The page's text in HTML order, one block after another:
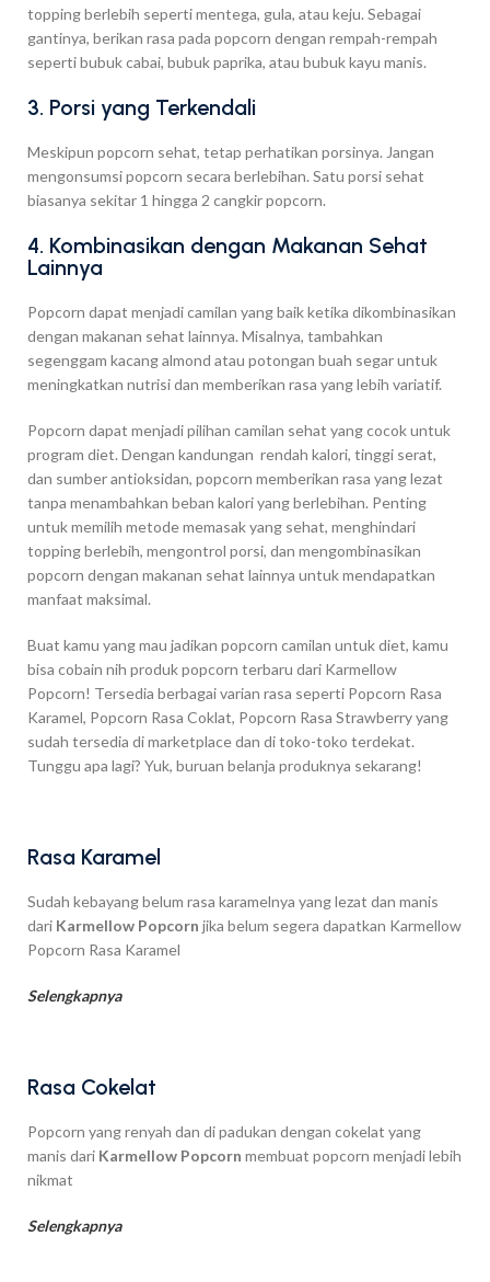
topping berlebih seperti mentega, gula, atau keju. Sebagai
gantinya, berikan rasa pada popcorn dengan rempah-rempah
seperti bubuk cabai, bubuk paprika, atau bubuk kayu manis.
3. Porsi yang Terkendali
Meskipun popcorn sehat, tetap perhatikan porsinya. Jangan
mengonsumsi popcorn secara berlebihan. Satu porsi sehat
biasanya sekitar 1 hingga 2 cangkir popcorn.
4. Kombinasikan dengan Makanan Sehat
Lainnya
Popcorn dapat menjadi camilan yang baik ketika dikombinasikan
dengan makanan sehat lainnya. Misalnya, tambahkan
segenggam kacang almond atau potongan buah segar untuk
meningkatkan nutrisi dan memberikan rasa yang lebih variatif.
Popcorn dapat menjadi pilihan camilan sehat yang cocok untuk
program diet. Dengan kandungan rendah kalori, tinggi serat,
dan sumber antioksidan, popcorn memberikan rasa yang lezat
tanpa menambahkan beban kalori yang berlebihan. Penting
untuk memilih metode memasak yang sehat, menghindari
topping berlebih, mengontrol porsi, dan mengombinasikan
popcorn dengan makanan sehat lainnya untuk mendapatkan
manfaat maksimal.
Buat kamu yang mau jadikan popcorn camilan untuk diet, kamu
bisa cobain nih produk popcorn terbaru dari Karmellow
Popcorn! Tersedia berbagai varian rasa seperti Popcorn Rasa
Karamel, Popcorn Rasa Coklat, Popcorn Rasa Strawberry yang
sudah tersedia di marketplace dan di toko-toko terdekat.
Tunggu apa lagi? Yuk, buruan belanja produknya sekarang!
Rasa Karamel
Sudah kebayang belum rasa karamelnya yang lezat dan manis
dari Karmellow Popcorn jika belum segera dapatkan Karmellow
Popcorn Rasa Karamel
Selengkapnya
Rasa Cokelat
Popcorn yang renyah dan di padukan dengan cokelat yang
manis dari Karmellow Popcorn membuat popcorn menjadi lebih
nikmat
Selengkapnya